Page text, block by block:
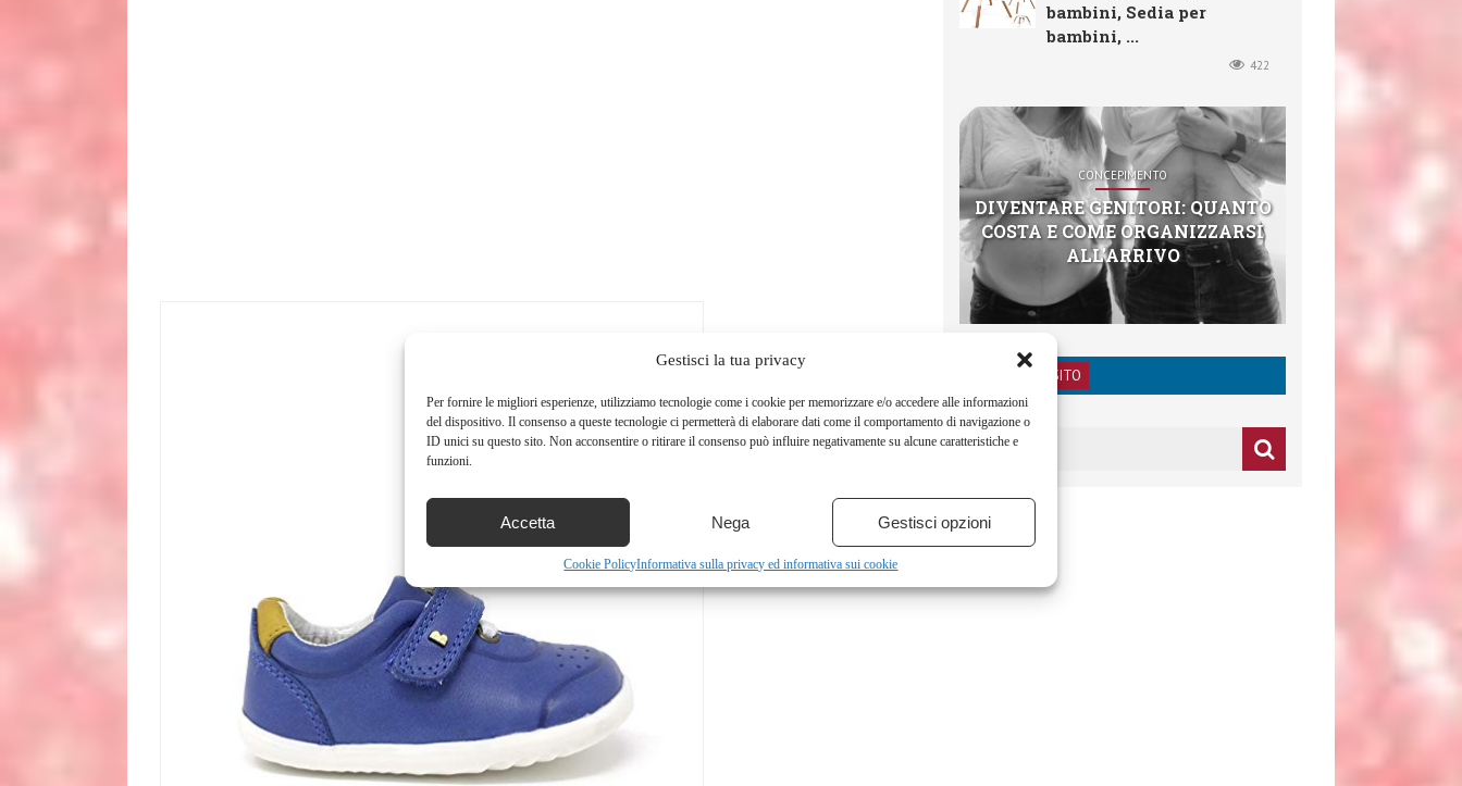
Gestisci la tua privacy
Per fornire le migliori esperienze, utilizziamo tecnologie come i cookie per memorizzare e/o accedere alle informazioni
del dispositivo. Il consenso a queste tecnologie ci permetterà di elaborare dati come il comportamento di navigazione o
ID unici su questo sito. Non acconsentire o ritirare il consenso può influire negativamente su alcune caratteristiche e
funzioni.
Accetta Nega Gestisci opzioni
Cookie PolicyInformativa sulla privacy ed informativa sui cookie
bambini, Sedia per
bambini, ...
422
CONCEPIMENTO
DIVENTARE GENITORI: QUANTO
COSTA E COME ORGANIZZARSI
ALL’ARRIVO
RICERCA NEL SITO